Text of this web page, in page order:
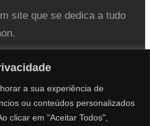
a sua experiência de
ou conteúdos personalizados
clicar em "Aceitar Todos",
site que se dedica a tudo
de todos os
e não mostra sinais de